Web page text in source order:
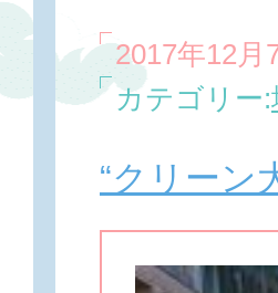
2017年12月
カテゴリー:
“クリーン